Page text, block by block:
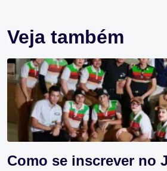
Veja também
Como se inscrever no